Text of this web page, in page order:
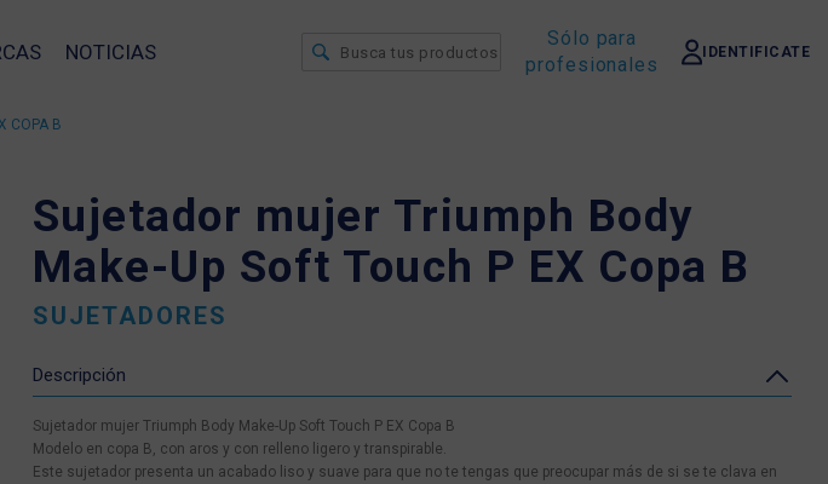
NOTICIAS
Sólo para
profesionales
IDENTIFICATE
COPA B
Sujetador mujer Triumph Body
Make-Up Soft Touch P EX Copa B
SUJETADORES
Descripción
Sujetador mujer Triumph Body Make-Up Soft Touch P EX Copa B
Modelo en copa B, con aros y con relleno ligero y transpirable.
Este sujetador presenta un acabado liso y suave para que no te tengas que preocupar más de si se te clava en